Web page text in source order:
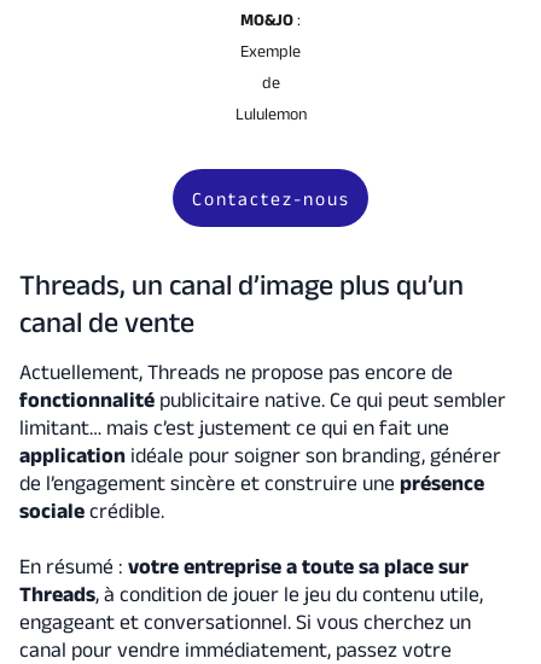
MO&JO:
Exemple
de
Lululemon
Contactez-nous
Threads, un canal d’image plus qu’un
canal de vente
Actuellement, Threads ne propose pas encore de
fonctionnalitépublicitaire native. Ce qui peut sembler
limitant… mais c’est justement ce qui en fait une
applicationidéale pour soigner son branding, générer
de l’engagement sincère et construire une présence
socialecrédible.
En résumé : votre entreprise a toute sa place sur
Threads, à condition de jouer le jeu du contenu utile,
engageant et conversationnel. Si vous cherchez un
canal pour vendre immédiatement, passez votre